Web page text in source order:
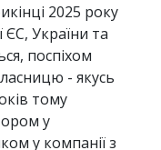
2025 року
ЄС, України та
поспіхом
- якусь
тому
у
у компанії з